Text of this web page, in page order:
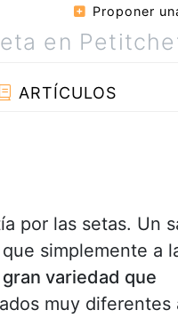
Proponer
ARTÍCULOS
por las setas. Un
simplemente a
gran variedad que
muy diferentes